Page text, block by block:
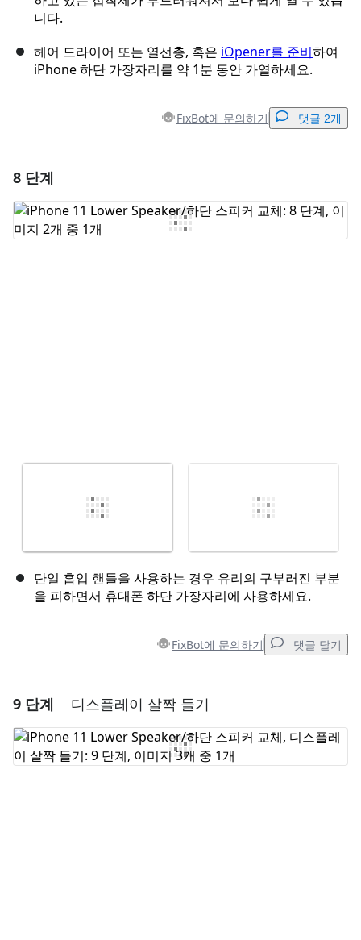
니다.
헤어 드라이어 또는 열선총, 혹은 iOpener를 준비하여
iPhone 하단 가장자리를 약 1분 동안 가열하세요.
FixBot에 문의하기 댓글 2개
댓글 쓰기
8 단계
단일 흡입 핸들을 사용하는 경우 유리의 구부러진 부분
을 피하면서 휴대폰 하단 가장자리에 사용하세요.
FixBot에 문의하기 댓글 달기
댓글 달기
댓글 쓰기
9 단계 디스플레이 살짝 들기